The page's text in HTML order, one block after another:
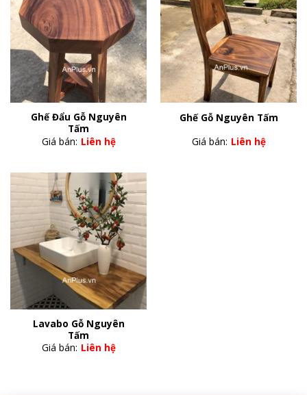
Ghế Đẩu Gỗ Nguyên
Tấm
Giá bán: Liên hệ
Ghế Gỗ Nguyên Tấm
Giá bán: Liên hệ
Lavabo Gỗ Nguyên
Tấm
Giá bán: Liên hệ